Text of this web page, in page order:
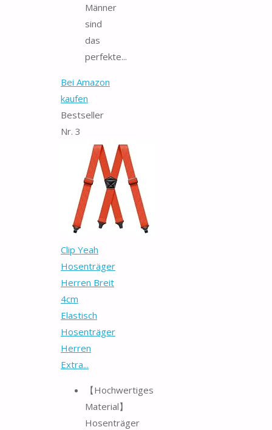
Männer
sind
das
perfekte...
Bei Amazon
kaufen
Bestseller
Nr. 3
Clip Yeah
Hosenträger
Herren Breit
4cm
Elastisch
Hosenträger
Herren
Extra...
【Hochwertiges
Material】
Hosenträger